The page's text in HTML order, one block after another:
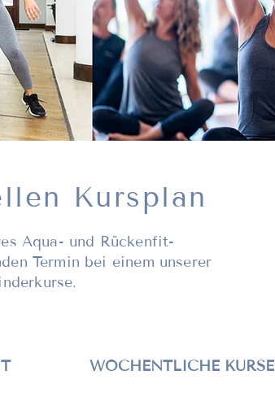
Kursplan
Aqua- und Rückenfit-
Termin bei einem unserer
WÖCHENTLICHE KURSE